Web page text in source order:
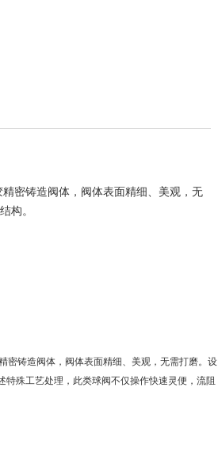
密铸造阀体，阀体表面精细、美观，无
构。
密铸造阀体，阀体表面精细、美观，无需打磨。设
殊工艺处理，此类球阀不仅操作快速灵便，流阻